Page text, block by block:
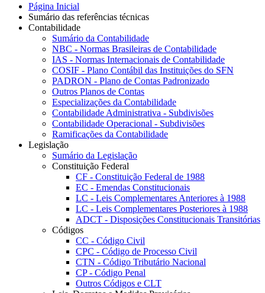
Página Inicial
Sumário das referências técnicas
Contabilidade
Sumário da Contabilidade
NBC - Normas Brasileiras de Contabilidade
IAS - Normas Internacionais de Contabilidade
COSIF - Plano Contábil das Instituições do SFN
PADRON - Plano de Contas Padronizado
Outros Planos de Contas
Especializações da Contabilidade
Contabilidade Administrativa - Subdivisões
Contabilidade Operacional - Subdivisões
Ramificações da Contabilidade
Legislação
Sumário da Legislação
Constituição Federal
CF - Constituição Federal de 1988
EC - Emendas Constitucionais
LC - Leis Complementares Anteriores à 1988
LC - Leis Complementares Posteriores à 1988
ADCT - Disposições Constitucionais Transitórias
Códigos
CC - Código Civil
CPC - Código de Processo Civil
CTN - Código Tributário Nacional
CP - Código Penal
Outros Códigos e CLT